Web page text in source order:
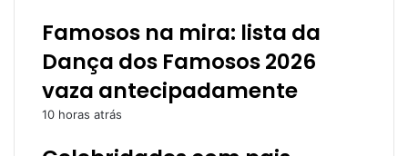
Famosos na mira: lista da
Dança dos Famosos 2026
vaza antecipadamente
10 horas atrás